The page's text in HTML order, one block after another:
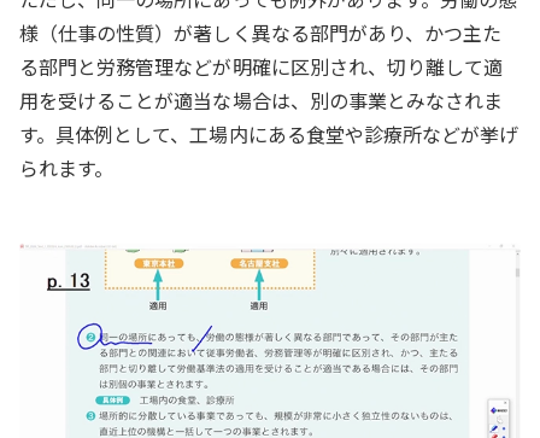
様（仕事の性質）が著しく異なる部門があり、かつ主た
る部門と労務管理などが明確に区別され、切り離して適
用を受けることが適当な場合は、別の事業とみなされま
す。具体例として、工場内にある食堂や診療所などが挙げ
られます。